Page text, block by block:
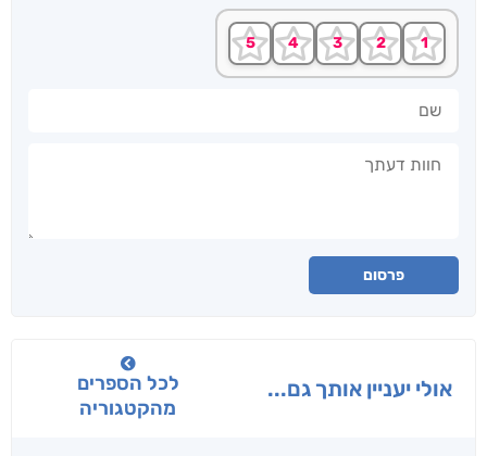
פרסום
אולי יעניין אותך גם...
לכל הספרים
מהקטגוריה